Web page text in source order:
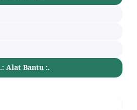
.: Alat Bantu :.